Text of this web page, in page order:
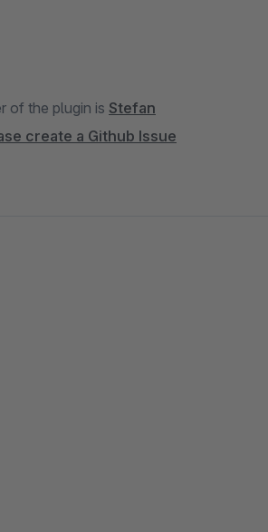
of the plugin is Stefan
create a Github Issue